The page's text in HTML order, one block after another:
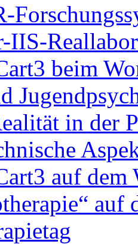
IIS-
beim
in der
auf dem
auf